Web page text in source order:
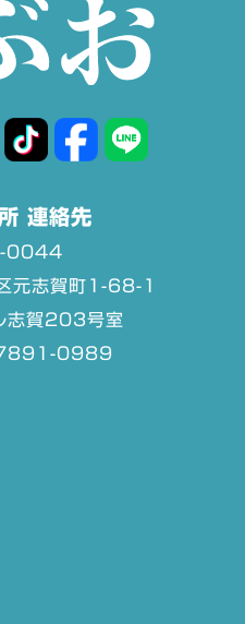
連絡先
0044
元志賀町1-68-1
志賀203号室
0989